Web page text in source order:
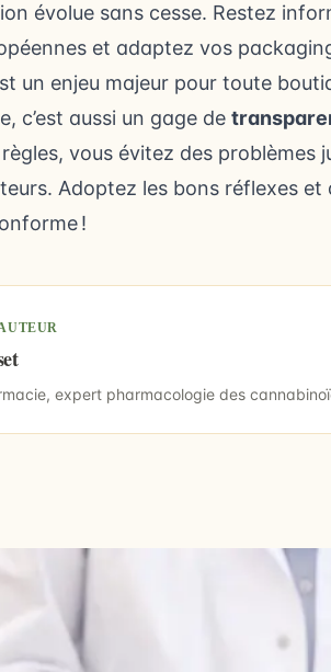
évolue sans cesse. Restez
et adaptez vos
un enjeu majeur pour toute
c’est aussi un gage de
vous évitez des
Adoptez les bons réflexes
!
expert pharmacologie des